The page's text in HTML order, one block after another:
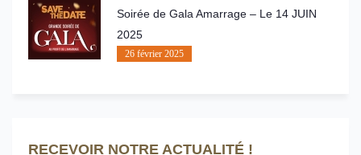
Soirée de Gala Amarrage – Le 14 JUIN
2025
26 février 2025
RECEVOIR NOTRE ACTUALITÉ !